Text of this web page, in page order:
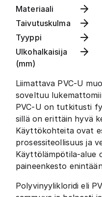
Materiaali
Taivutuskulma
Tyyppi
Ulkohalkaisija
(mm)
Liimattava PVC-U
soveltuu
PVC-U on tutkitusti
sillä on erittäin hyvä
Käyttökohteita ovat
prosessiteollisuus ja
Käyttölämpötila-alue
paineenkesto
Polyvinyylikloridi eli